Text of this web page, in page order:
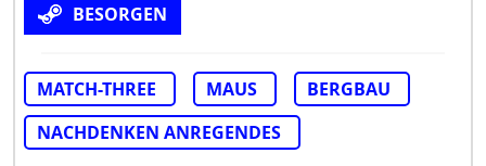
BESORGEN
MATCH-THREE MAUS
BERGBAU
NACHDENKEN ANREGENDES